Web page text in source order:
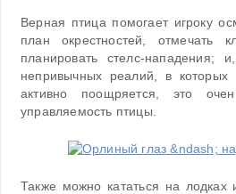
Верная птица помогает игроку
план окрестностей, отмечать
планировать стелс-нападения;
непривычных реалий, в которых
активно поощряется, это
управляемость птицы.
Также можно кататься на